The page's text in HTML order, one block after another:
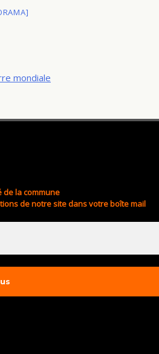
mondiale
de la commune
de notre site dans votre boîte mail